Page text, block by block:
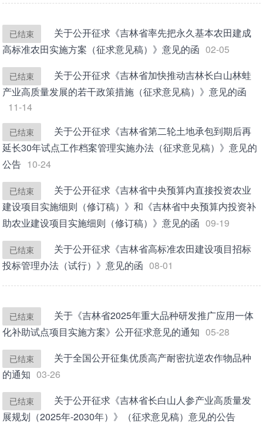
已结束
关于公开征求《吉林省率先把永久基本农田建成
高标准农田实施方案（征求意见稿）》意见的函 02-05
已结束
关于公开征求《吉林省加快推动吉林长白山林蛙
产业高质量发展的若干政策措施（征求意见稿）》意见的函
11-14
已结束
关于公开征求《吉林省第二轮土地承包到期后再
延长30年试点工作档案管理实施办法（征求意见稿）》意见的
公告 10-24
已结束
关于公开征求《吉林省中央预算内直接投资农业
建设项目实施细则（修订稿）》和《吉林省中央预算内投资补
助农业建设项目实施细则（修订稿）》意见的函 09-19
已结束
关于公开征求《吉林省高标准农田建设项目招标
投标管理办法（试行）》意见的函 08-01
已结束
关于《吉林省2025年重大品种研发推广应用一体
化补助试点项目实施方案》公开征求意见的通知 05-28
已结束
关于全国公开征集优质高产耐密抗逆农作物品种
的通知 03-26
已结束
关于公开征求《吉林省长白山人参产业高质量发
展规划（2025年-2030年）》（征求意见稿）意见的公告